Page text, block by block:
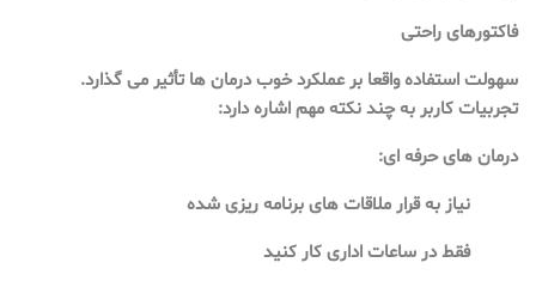
فاکتورهای راحتی
سهولت استفاده واقعا بر عملکرد خوب درمان ها تأثیر می گذارد.
تجربیات کاربر به چند نکته مهم اشاره دارد:
درمان های حرفه ای:
نیاز به قرار ملاقات های برنامه ریزی شده
فقط در ساعات اداری کار کنید